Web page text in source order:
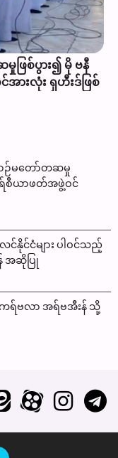
ြစ်ပွား၍ မို ဗနီ
းလုံး ရှဟီးဒ်ဖြစ်
ဉ်မတော်တဆမှု
ရ်စီယာဖတ်အဖွဲ့ဝင်
နိုင်ငံများ ပါဝင်သည့်
အဆိုပြု
ကရ်ဗလာ အရ်ဗအီးန် သို့